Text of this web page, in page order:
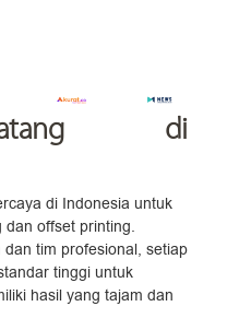
di
di Indonesia untuk
offset printing.
tim profesional, setiap
tinggi untuk
hasil yang tajam dan